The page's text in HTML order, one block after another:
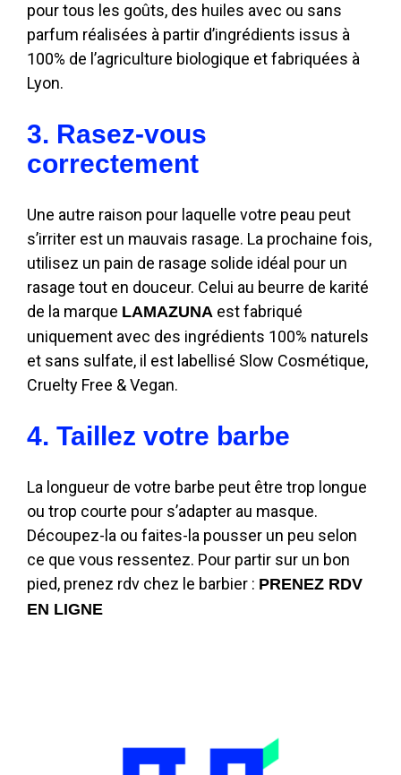
pour tous les goûts, des huiles avec ou sans
parfum réalisées à partir d’ingrédients issus à
100% de l’agriculture biologique et fabriquées à
Lyon.
3. Rasez-vous
correctement
Une autre raison pour laquelle votre peau peut
s’irriter est un mauvais rasage. La prochaine fois,
utilisez un pain de rasage solide idéal pour un
rasage tout en douceur. Celui au beurre de karité
de la marque LAMAZUNA est fabriqué
uniquement avec des ingrédients 100% naturels
et sans sulfate, il est labellisé Slow Cosmétique,
Cruelty Free & Vegan.
4. Taillez votre barbe
La longueur de votre barbe peut être trop longue
ou trop courte pour s’adapter au masque.
Découpez-la ou faites-la pousser un peu selon
ce que vous ressentez. Pour partir sur un bon
pied, prenez rdv chez le barbier : PRENEZ RDV
EN LIGNE